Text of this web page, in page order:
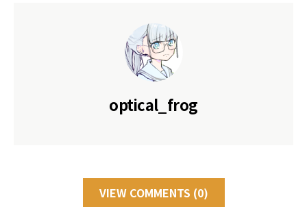
optical_frog
VIEW COMMENTS (0)